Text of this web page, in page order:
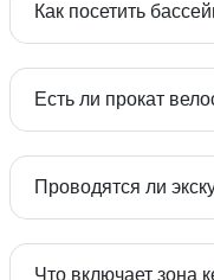
САП-досок
Как посетить
Условия для
Есть ли прокат
Проводятся ли
Что включает зона